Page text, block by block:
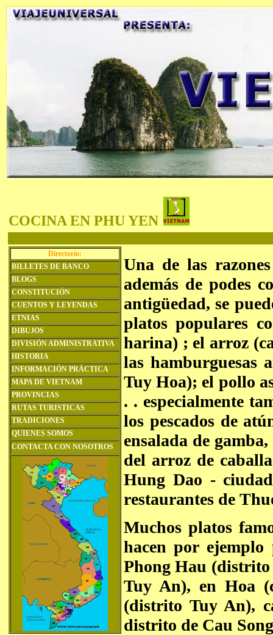
COCINA EN PHU YEN
Directorio:
BILLETES DE BANCO
BLOGS
CONSTITUCIÓN
CUENTOS Y LEYENDAS
ETNIAS
DIBUJOS
DIVISIÓN ADMINISTRATIVA
HISTORIA
INFORMACIÓN PRÁCTICA
MAPA DE VIETNAM
PROVINCIAS
RUTAS TURISTICAS
TRADICIONES
QUIENES SOMOS
CONTACTA CON NOSOTROS
Una de las
además de podes
antigüedad, se
platos populares
harina) ; el arroz
las hamburguesas
Tuy Hoa); el pollo
. . especialmente
los pescados de
ensalada de
del arroz de
Hung Dao -
restaurantes de
Muchos platos
hacen por ejemplo
Phong Hau
Tuy An), en Hoa
(distrito Tuy An),
distrito de Cau